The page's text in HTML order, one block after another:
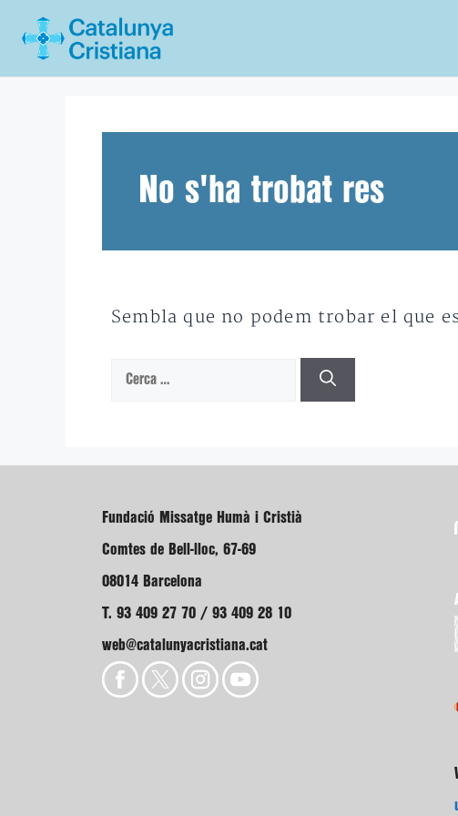
No s'ha trobat res
Sembla que no podem trobar el que
Cerca:
Fundació Missatge Humà i Cristià
Comtes de Bell-lloc, 67-69
08014 Barcelona
T. 93 409 27 70 / 93 409 28 10
web@catalunyacristiana.cat